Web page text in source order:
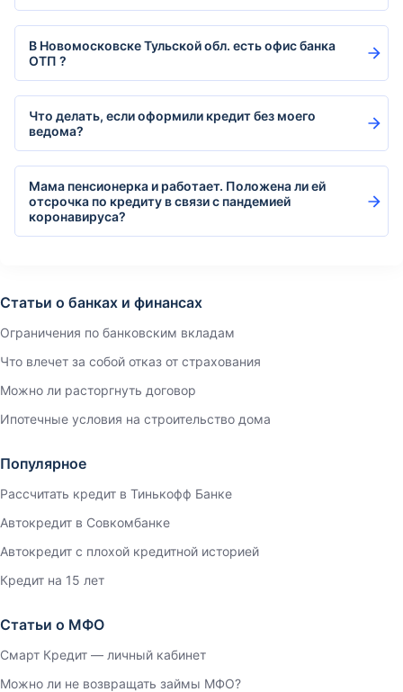
В Новомосковске Тульской обл. есть офис банка
ОТП ?
Что делать, если оформили кредит без моего
ведома?
Мама пенсионерка и работает. Положена ли ей
отсрочка по кредиту в связи с пандемией
коронавируса?
Статьи о банках и финансах
Ограничения по банковским вкладам
Что влечет за собой отказ от страхования
Можно ли расторгнуть договор
Ипотечные условия на строительство дома
Популярное
Рассчитать кредит в Тинькофф Банке
Автокредит в Совкомбанке
Автокредит с плохой кредитной историей
Кредит на 15 лет
Статьи о МФО
Смарт Кредит — личный кабинет
Можно ли не возвращать займы МФО?